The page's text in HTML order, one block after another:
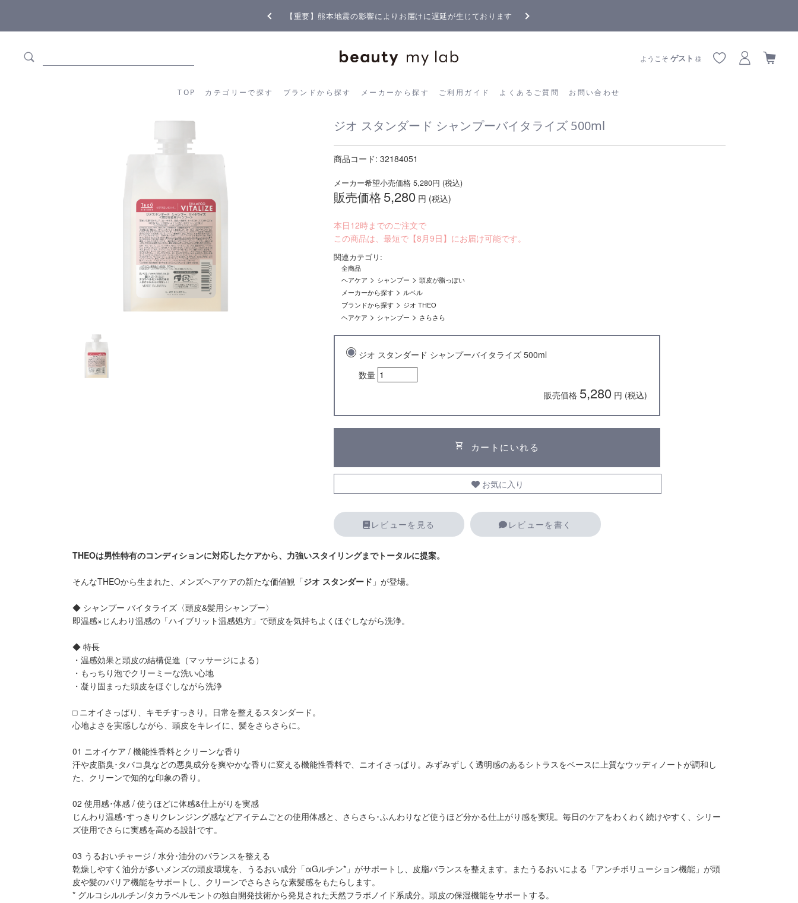
【重要】熊本地震の影響によりお届けに遅延が生じております
TOP カテゴリーで探す ブランドから探す メーカーから探す ご利用ガイド よくあるご質問 お問い合わせ
ようこそゲスト 様
カテゴリーから探す ブランドから探す メーカーから探す ご利用ガイド よくあるご質問
ジオ スタンダード シャンプーバイタライズ 500ml
商品コード: 32184051
メーカー希望小売価格 5,280円 (税込)
販売価格 5,280 円 (税込)
本日12時までのご注文で
この商品は、最短で【8月9日】にお届け可能です。
関連カテゴリ:
全商品
ヘアケア > シャンプー >頭皮が脂っぽい
メーカーから探す > ルベル
ブランドから探す > ジオ THEO
ヘアケア > シャンプー > さらさら
ジオ スタンダード シャンプーバイタライズ 500ml
数量
販売価格 5,280 円 (税込)
shopping_cart カートにいれる
お気に入り
レビューを見る レビューを書く
THEOは男性特有のコンディションに対応したケアから、力強いスタイリングまでトータルに提案。
そんなTHEOから生まれた、メンズヘアケアの新たな価値観「ジオ スタンダード 」が登場。
◆ シャンプー バイタライズ〈頭皮&髪用シャンプー〉
即温感×じんわり温感の「ハイブリット温感処方」で頭皮を気持ちよくほぐしながら洗浄。
◆ 特長
・温感効果と頭皮の結構促進（マッサージによる）
・もっちり泡でクリーミーな洗い心地
・凝り固まった頭皮をほぐしながら洗浄
□ ニオイさっぱり、キモチすっきり。日常を整えるスタンダード。
心地よさを実感しながら、頭皮をキレイに、髪をさらさらに。
01 ニオイケア / 機能性香料とクリーンな香り
汗や皮脂臭･タバコ臭などの悪臭成分を爽やかな香りに変える機能性香料で、ニオイさっぱり。みずみずしく透明感のあるシトラスをベースに上質なウッディノートが調和し
た、クリーンで知的な印象の香り。
02 使用感･体感 / 使うほどに体感&仕上がりを実感
じんわり温感･すっきりクレンジング感などアイテムごとの使用体感と、さらさら･ふんわりなど使うほど分かる仕上がり感を実現。毎日のケアをわくわく続けやすく、シリー
ズ使用でさらに実感を高める設計です。
03 うるおいチャージ / 水分･油分のバランスを整える
乾燥しやすく油分が多いメンズの頭皮環境を、うるおい成分「αGルチン*」がサポートし、皮脂バランスを整えます。またうるおいによる「アンチボリューション機能」が頭
皮や髪のバリア機能をサポートし、クリーンでさらさらな素髪感をもたらします。
* グルコシルルチン/タカラベルモントの独自開発技術から発見された天然フラボノイド系成分。頭皮の保湿機能をサポートする。